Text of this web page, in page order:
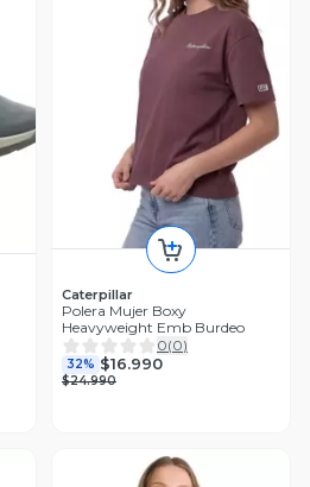
Caterpillar
Polera Mujer Boxy
Heavyweight Emb Burdeo
0(0)
32% $16.990
$24.990